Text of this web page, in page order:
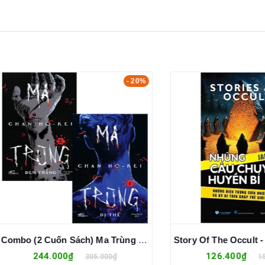
Combo (2 Cuốn Sách) Ma Trùng 1 - Dị Thể + Ma Trùng 2 - Đen Trắng (Chan Ho-Kei)
244.000₫ 305.000₫ 126.400₫ 158.000₫